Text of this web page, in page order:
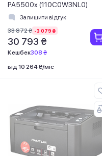
PA5500x (110C0W3NL0)
Залишити відгук
33 872 ₴ -3 079 ₴
30 793 ₴
Кешбек308 ₴
від 10 264 ₴/міс